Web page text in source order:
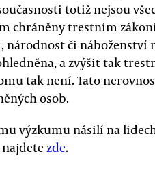
totiž nejsou
chráněny trestním
či náboženství
a zvýšit tak
tak není. Tato
osob.
výzkumu násilí na
zde.